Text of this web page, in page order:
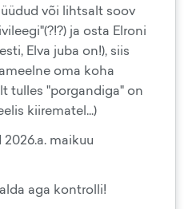
või lihtsalt soov
ja osta Elroni
Elva juba on!), siis
oma koha
tulles "porgandiga" on
kiirematel...)
maikuu
aga kontrolli!